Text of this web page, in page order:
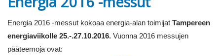
Energia 2016 -messut kokoaa energia-alan toimijat Tampereen
energiaviikolle 25.-.27.10.2016. Vuonna 2016 messujen
pääteemoja ovat: